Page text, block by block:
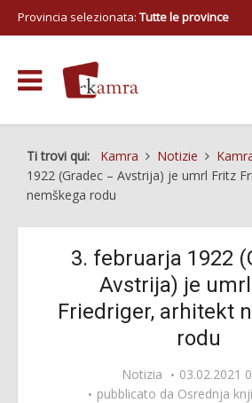
Provincia selezionata: Tutte le province
Ti trovi qui: Kamra Notizie
1922 (Gradec – Avstrija) je umrl Fritz
nemškega rodu
3. februarja 1922
Avstrija) je
Friedriger, arhitekt
rodu
Notizia
03.02.2021
pubblicato da Osrednja